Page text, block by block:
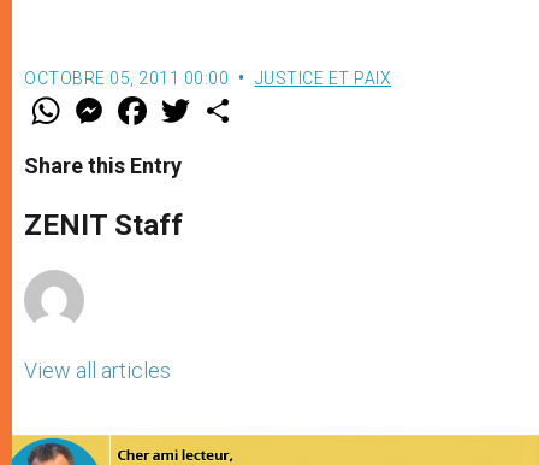
OCTOBRE 05, 2011 00:00 JUSTICE ET PAIX
W
t
s
p
p
M
e
s
e
g
e
F
a
e
b
o
k
w
Share this Entry
ZENIT Staff
View all articles